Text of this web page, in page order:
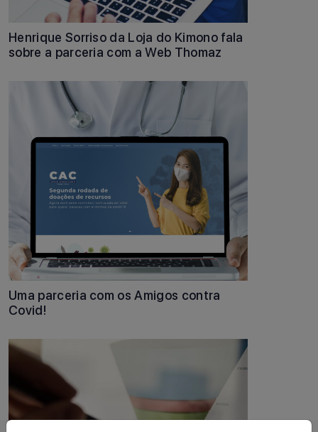
Henrique Sorriso da Loja do Kimono fala
sobre a parceria com a Web Thomaz
Uma parceria com os Amigos contra
Covid!